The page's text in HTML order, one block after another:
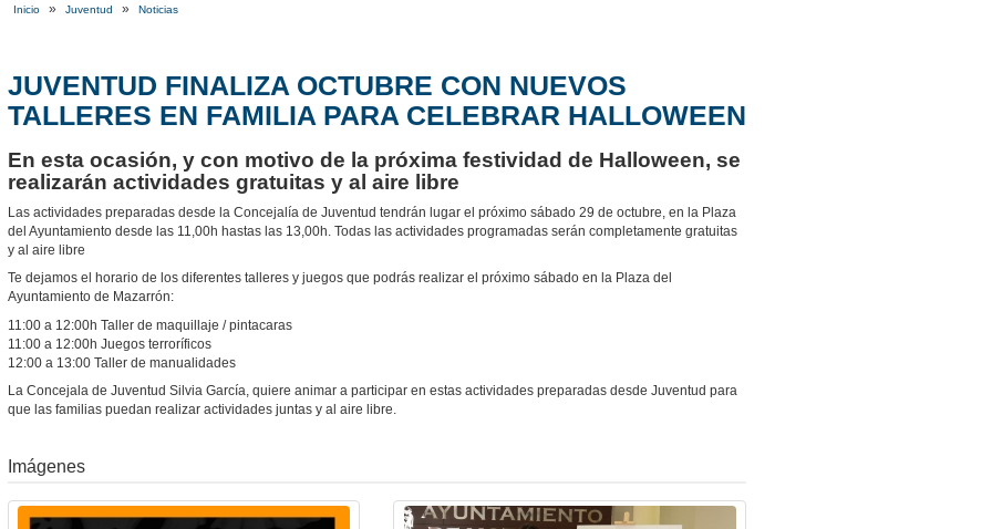
Inicio » Juventud » Noticias
JUVENTUD FINALIZA OCTUBRE CON NUEVOS
TALLERES EN FAMILIA PARA CELEBRAR HALLOWEEN
En esta ocasión, y con motivo de la próxima festividad de Halloween, se
realizarán actividades gratuitas y al aire libre
Las actividades preparadas desde la Concejalía de Juventud tendrán lugar el próximo sábado 29 de octubre, en la Plaza
del Ayuntamiento desde las 11,00h hastas las 13,00h. Todas las actividades programadas serán completamente gratuitas
y al aire libre
Te dejamos el horario de los diferentes talleres y juegos que podrás realizar el próximo sábado en la Plaza del
Ayuntamiento de Mazarrón:
11:00 a 12:00h Taller de maquillaje / pintacaras
11:00 a 12:00h Juegos terroríficos
12:00 a 13:00 Taller de manualidades
La Concejala de Juventud Silvia García, quiere animar a participar en estas actividades preparadas desde Juventud para
que las familias puedan realizar actividades juntas y al aire libre.
Imágenes